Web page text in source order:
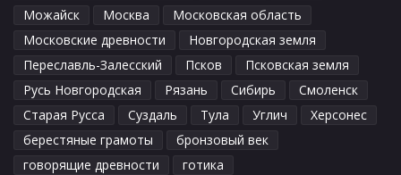
Можайск
Москва
Московская область
Московские древности
Новгородская земля
Переславль-Залесский
Псков
Псковская земля
Русь Новгородская
Рязань Сибирь
Смоленск
Старая Русса
Суздаль Тула Углич
Херсонес
берестяные грамоты
бронзовый век
говорящие древности
готика